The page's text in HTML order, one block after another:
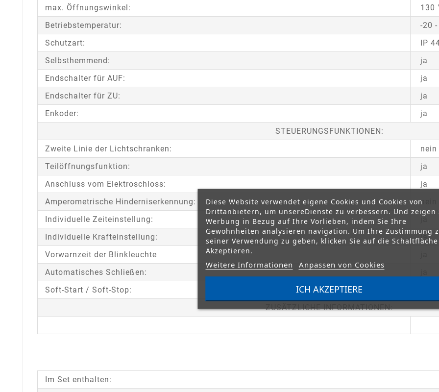
max. Öffnungswinkel:
130
Betriebstemperatur:
-20 -
Schutzart:
IP
Selbsthemmend:
ja
Endschalter für AUF:
ja
Endschalter für ZU:
ja
Enkoder:
ja
STEUERUNGSFUNKTIONEN:
Zweite Linie der Lichtschranken:
nein
Teilöffnungsfunktion:
ja
Anschluss vom Elektroschloss:
ja
Amperometrische Hinderniserkennung:
nein
Individuelle Zeiteinstellung:
ja
Individuelle Krafteinstellung:
ja
Vorwarnzeit der Blinkleuchte
Automatisches Schließen:
Soft-Start / Soft-Stop:
ZUSÄTZLICHE INFORMATIONEN:
Im Set enthalten:
Diese Website verwendet eigene Cookies und Cookies von
Drittanbietern, um unsereDienste zu verbessern. Und zeigen
Werbung in Bezug auf Ihre Vorlieben, indem Sie Ihre
Gewohnheiten analysieren navigation. Um Ihre Zustimmung
seiner Verwendung zu geben, klicken Sie auf die Schaltfläche
Akzeptieren.
Weitere Informationen Anpassen von Cookies
ICH AKZEPTIERE